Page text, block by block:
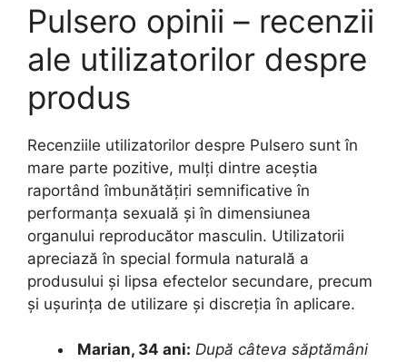
Pulsero opinii – recenzii
ale utilizatorilor despre
produs
Recenziile utilizatorilor despre Pulsero sunt în
mare parte pozitive, mulți dintre aceștia
raportând îmbunătățiri semnificative în
performanța sexuală și în dimensiunea
organului reproducător masculin. Utilizatorii
apreciază în special formula naturală a
produsului și lipsa efectelor secundare, precum
și ușurința de utilizare și discreția în aplicare.
Marian, 34 ani: După câteva săptămâni